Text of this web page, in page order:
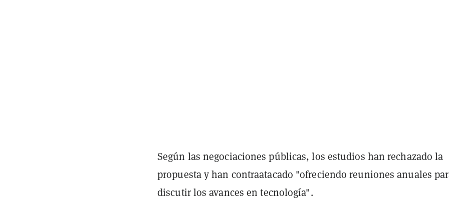
Según las negociaciones públicas, los estudios han rechazado la
propuesta y han contraatacado "ofreciendo reuniones anuales
discutir los avances en tecnología".